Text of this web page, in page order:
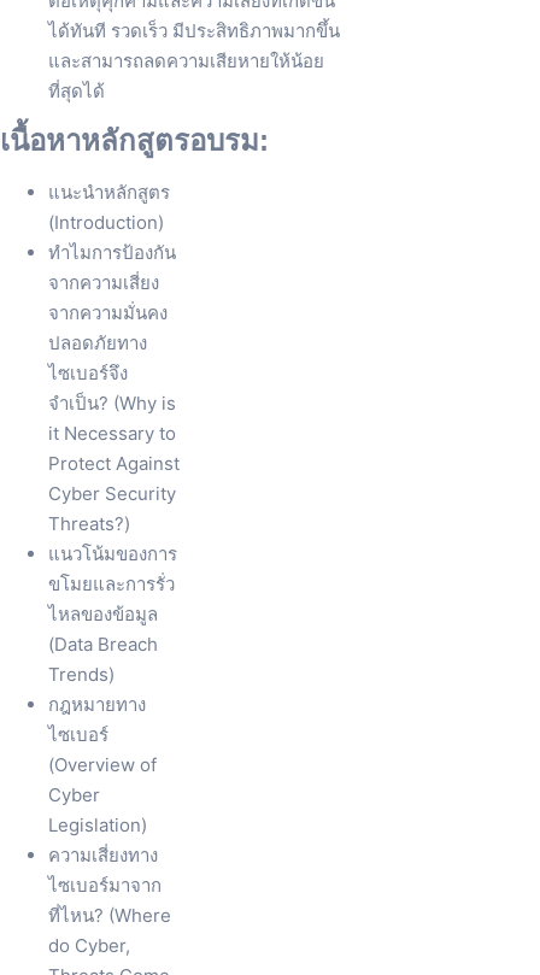
ได้ทันที รวดเร็ว มีประสิทธิภาพมากขึ้น
และสามารถลดความเสียหายให้น้อย
ที่สุดได้
เนื้อหาหลักสูตรอบรม:
แนะนำหลักสูตร
(Introduction)
ทำไมการป้องกัน
จากความเสี่ยง
จากความมั่นคง
ปลอดภัยทาง
ไซเบอร์จึง
จำเป็น? (Why is
it Necessary to
Protect Against
Cyber Security
Threats?)
แนวโน้มของการ
ขโมยและการรั่ว
ไหลของข้อมูล
(Data Breach
Trends)
กฎหมายทาง
ไซเบอร์
(Overview of
Cyber
Legislation)
ความเสี่ยงทาง
ไซเบอร์มาจาก
ที่ไหน? (Where
do Cyber,